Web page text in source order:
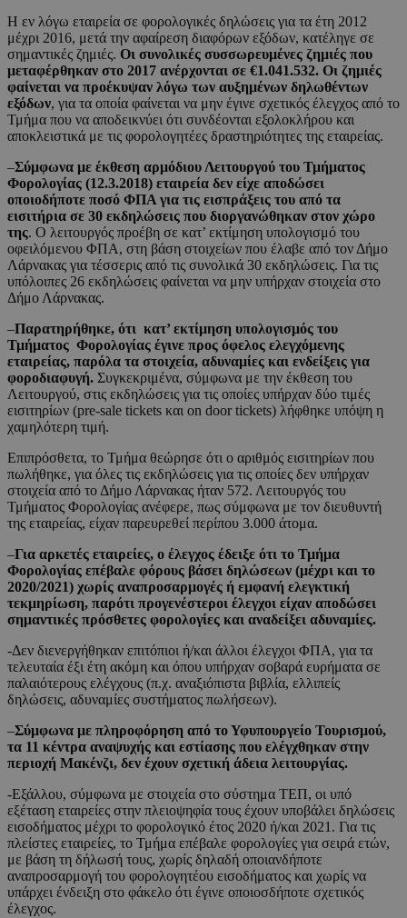
Η εν λόγω εταιρεία σε φορολογικές δηλώσεις για τα έτη 2012
μέχρι 2016, μετά την αφαίρεση διαφόρων εξόδων, κατέληγε σε
σημαντικές ζημιές. Οι συνολικές συσσωρευμένες ζημιές που
μεταφέρθηκαν στο 2017 ανέρχονται σε €1.041.532. Οι ζημιές
φαίνεται να προέκυψαν λόγω των αυξημένων δηλωθέντων
εξόδων, για τα οποία φαίνεται να μην έγινε σχετικός έλεγχος από το
Τμήμα που να αποδεικνύει ότι συνδέονται εξολοκλήρου και
αποκλειστικά με τις φορολογητέες δραστηριότητες της εταιρείας.
–Σύμφωνα με έκθεση αρμόδιου Λειτουργού του Τμήματος
Φορολογίας (12.3.2018) εταιρεία δεν είχε αποδώσει
οποιοδήποτε ποσό ΦΠΑ για τις εισπράξεις του από τα
εισιτήρια σε 30 εκδηλώσεις που διοργανώθηκαν στον χώρο
της. Ο λειτουργός προέβη σε κατ’ εκτίμηση υπολογισμό του
οφειλόμενου ΦΠΑ, στη βάση στοιχείων που έλαβε από τον Δήμο
Λάρνακας για τέσσερις από τις συνολικά 30 εκδηλώσεις. Για τις
υπόλοιπες 26 εκδηλώσεις φαίνεται να μην υπήρχαν στοιχεία στο
Δήμο Λάρνακας.
–Παρατηρήθηκε, ότι κατ’ εκτίμηση υπολογισμός του
Τμήματος Φορολογίας έγινε προς όφελος ελεγχόμενης
εταιρείας, παρόλα τα στοιχεία, αδυναμίες και ενδείξεις για
φοροδιαφυγή. Συγκεκριμένα, σύμφωνα με την έκθεση του
Λειτουργού, στις εκδηλώσεις για τις οποίες υπήρχαν δύο τιμές
εισιτηρίων (pre-sale tickets και on door tickets) λήφθηκε υπόψη η
χαμηλότερη τιμή.
Επιπρόσθετα, το Τμήμα θεώρησε ότι ο αριθμός εισιτηρίων που
πωλήθηκε, για όλες τις εκδηλώσεις για τις οποίες δεν υπήρχαν
στοιχεία από το Δήμο Λάρνακας ήταν 572. Λειτουργός του
Τμήματος Φορολογίας ανέφερε, πως σύμφωνα με τον διευθυντή
της εταιρείας, είχαν παρευρεθεί περίπου 3.000 άτομα.
–Για αρκετές εταιρείες, ο έλεγχος έδειξε ότι το Τμήμα
Φορολογίας επέβαλε φόρους βάσει δηλώσεων (μέχρι και το
2020/2021) χωρίς αναπροσαρμογές ή εμφανή ελεγκτική
τεκμηρίωση, παρότι προγενέστεροι έλεγχοι είχαν αποδώσει
σημαντικές πρόσθετες φορολογίες και αναδείξει αδυναμίες.
-Δεν διενεργήθηκαν επιτόπιοι ή/και άλλοι έλεγχοι ΦΠΑ, για τα
τελευταία έξι έτη ακόμη και όπου υπήρχαν σοβαρά ευρήματα σε
παλαιότερους ελέγχους (π.χ. αναξιόπιστα βιβλία, ελλιπείς
δηλώσεις, αδυναμίες συστήματος πωλήσεων).
–Σύμφωνα με πληροφόρηση από το Υφυπουργείο Τουρισμού,
τα 11 κέντρα αναψυχής και εστίασης που ελέγχθηκαν στην
περιοχή Μακένζι, δεν έχουν σχετική άδεια λειτουργίας.
-Εξάλλου, σύμφωνα με στοιχεία στο σύστημα ΤΕΠ, οι υπό
εξέταση εταιρείες στην πλειοψηφία τους έχουν υποβάλει δηλώσεις
εισοδήματος μέχρι το φορολογικό έτος 2020 ή/και 2021. Για τις
πλείστες εταιρείες, το Τμήμα επέβαλε φορολογίες για σειρά ετών,
με βάση τη δήλωσή τους, χωρίς δηλαδή οποιανδήποτε
αναπροσαρμογή του φορολογητέου εισοδήματος και χωρίς να
υπάρχει ένδειξη στο φάκελο ότι έγινε οποιοσδήποτε σχετικός
έλεγχος.